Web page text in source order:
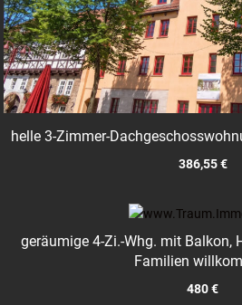
helle 3-Zimmer-
386,55 €
geräumige 4-Zi.-Whg. mit Balkon,
Familien
480 €